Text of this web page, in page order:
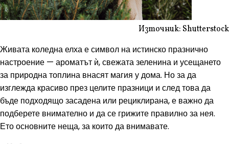
Източник: Shutterstock
Живата коледна елха е символ на истинско празнично
настроение — ароматът ѝ, свежата зеленина и усещането
за природна топлина внасят магия у дома. Но за да
изглежда красиво през целите празници и след това да
бъде подходящо засадена или рециклирана, е важно да
подберете внимателно и да се грижите правилно за нея.
Ето основните неща, за които да внимавате.